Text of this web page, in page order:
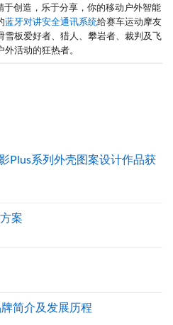
创造，乐于分享，你的移动户外智能
蓝牙对讲安全通讯系统给赛车运动摩友
板爱好者、猎人、攀岩者、裁判及飞
活动的狂热者。
Plus系列外壳图案设计作品获
案
简介及发展历程